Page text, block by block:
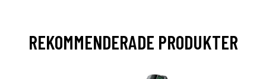
REKOMMENDERADE PRODUKTER